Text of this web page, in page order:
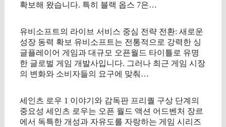
확보해 왔습니다. 특히 블랙 옵스 7은…
유비소프트의 라이브 서비스 중심 전략 전환: 새로운
성장 동력 확보 유비소프트는 전통적으로 강력한 싱
글플레이어 게임과 대규모 오픈월드 타이틀로 유명
한 글로벌 게임 개발사입니다. 그러나 최근 게임 시장
의 변화와 소비자들의 요구에 맞춰…
세인츠 로우 1 이야기와 감독판 프리퀄 구상 단계의
중요성 세인츠 로우는 오픈 월드 액션 어드벤처 장르
에서 독특한 개성과 자유도를 자랑하는 게임 시리즈